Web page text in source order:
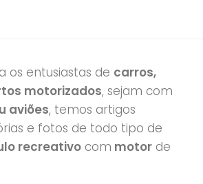
os entusiastas de carros,
motorizados, sejam com
aviões, temos artigos
e fotos de todo tipo de
recreativo com motor de